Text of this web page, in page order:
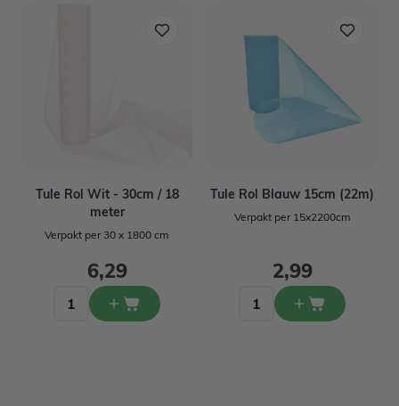
Tule Rol Wit - 30cm / 18
meter
Verpakt per 30 x 1800 cm
6,29
Tule Rol Blauw 15cm (22m)
Verpakt per 15x2200cm
2,99